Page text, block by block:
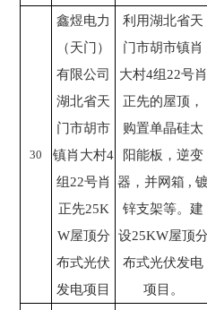
30
鑫煜电力
（天门）
有限公司
湖北省天
门市胡市
镇肖大村4
组22号肖
正先25K
W屋顶分
布式光伏
发电项目
利用湖北省天
门市胡市镇肖
大村4组22号肖
正先的屋顶，
购置单晶硅太
阳能板，逆变
器，并网箱 ,
锌支架等。建
设25KW屋顶分
布式光伏发电
项目。